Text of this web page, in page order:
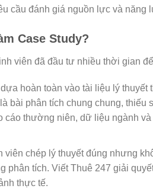
cầu đánh giá nguồn lực và năng
Case Study?
viên đã đầu tư nhiều thời gian
hoàn toàn vào tài liệu lý thuyết
bài phân tích chung chung, thiếu
thường niên, dữ liệu ngành
viên chép lý thuyết đúng nhưng
phân tích. Viết Thuê 247 giải
thực tế.